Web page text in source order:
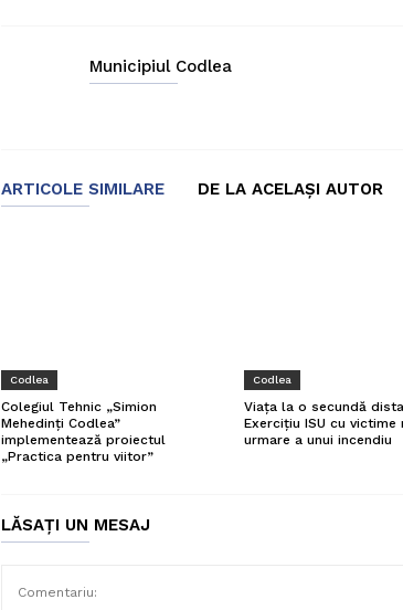
Municipiul Codlea
ARTICOLE SIMILARE DE LA ACELAȘI AUTOR
Codlea
Colegiul Tehnic „Simion
Mehedinți Codlea”
implementează proiectul
„Practica pentru viitor”
Codlea
Viața la o secundă
Exercițiu ISU cu victime
urmare a unui incendiu
LĂSAȚI UN MESAJ